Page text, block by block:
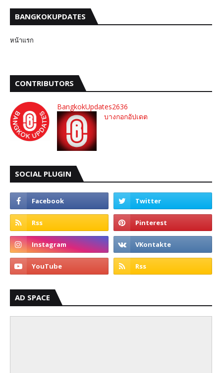
BANGKOKUPDATES
หน้าแรก
CONTRIBUTORS
BangkokUpdates2636
บางกอกอัปเดต
SOCIAL PLUGIN
AD SPACE